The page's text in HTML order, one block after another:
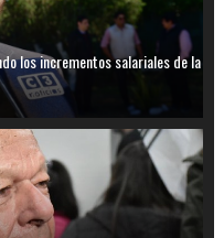
los incrementos salariales de la